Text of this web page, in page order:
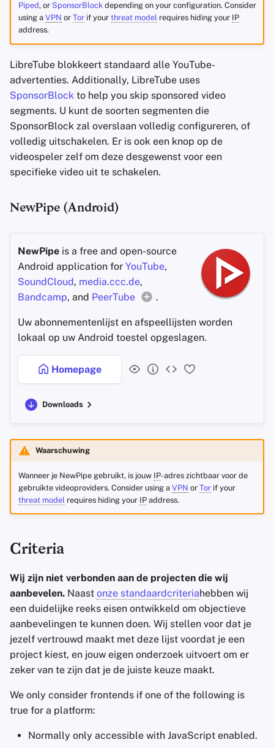
Piped, or SponsorBlockdepending on your configuration. Consider
using a VPN or Torif your threat modelrequires hiding your IP
address.
LibreTube blokkeert standaard alle YouTube-
advertenties. Additionally, LibreTube uses
SponsorBlock to help you skip sponsored video
segments. U kunt de soorten segmenten die
SponsorBlock zal overslaan volledig configureren, of
volledig uitschakelen. Er is ook een knop op de
videospeler zelf om deze desgewenst voor een
specifieke video uit te schakelen.
NewPipe (Android)
NewPipe is a free and open-source
Android application for YouTube,
SoundCloud, media.ccc.de,
Bandcamp, and PeerTube .
Uw abonnementenlijst en afspeellijsten worden
lokaal op uw Android toestel opgeslagen.
Homepage
Downloads
Waarschuwing
Wanneer je NewPipe gebruikt, is jouw IP-adres zichtbaar voor de
gebruikte videoproviders. Consider using a VPN or Torif your
threat model requires hiding your IPaddress.
Criteria
Wij zijn niet verbonden aan de projecten die wij
aanbevelen. Naast onze standaardcriteriahebben wij
een duidelijke reeks eisen ontwikkeld om objectieve
aanbevelingen te kunnen doen. Wij stellen voor dat je
jezelf vertrouwd maakt met deze lijst voordat je een
project kiest, en jouw eigen onderzoek uitvoert om er
zeker van te zijn dat je de juiste keuze maakt.
We only consider frontends if one of the following is
true for a platform:
Normally only accessible with JavaScript enabled.